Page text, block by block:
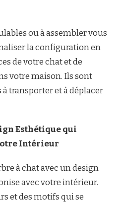
ou à assembler vous
la configuration en
de votre chat et de
votre maison. Ils sont
transporter et à déplacer
Esthétique qui
Intérieur
à chat avec un design
avec votre intérieur.
et des motifs qui se